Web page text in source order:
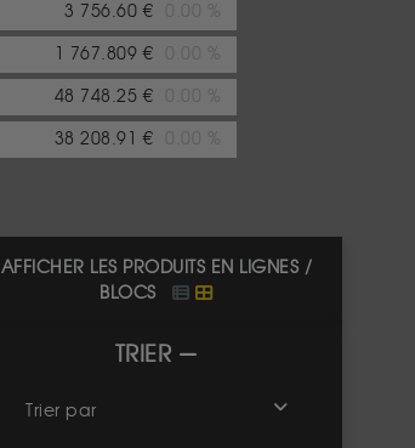
3 756.60 €
1 767.809 €
48 748.25 €
38 208.91 €
AFFICHER LES PRODUITS EN LIGNES /
BLOCS
TRIER
Trier par